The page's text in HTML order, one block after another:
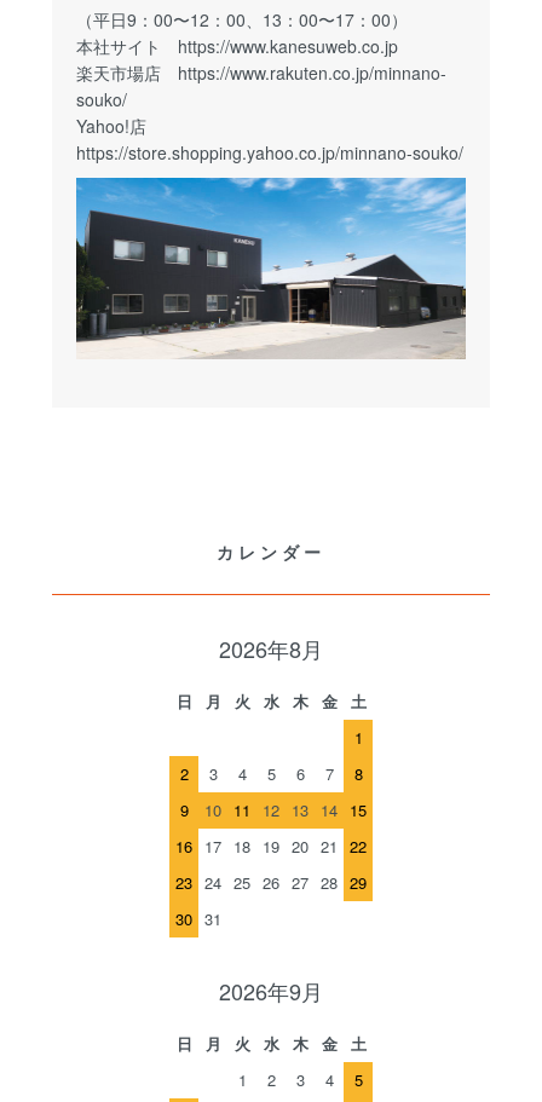
（平日9：00〜12：00、13：00〜17：00）
本社サイト https://www.kanesuweb.co.jp
楽天市場店 https://www.rakuten.co.jp/minnano-
souko/
Yahoo!店
https://store.shopping.yahoo.co.jp/minnano-souko/
カレンダー
2026年8月
日 月 火 水 木 金
土
1
2
3 4 5 6 7
8
9
10 11 12 13 14 15
16 17 18 19 20 21
22
23 24 25 26 27 28 29
30 31
2026年9月
日 月 火 水 木 金
土
1
2 3 4
5